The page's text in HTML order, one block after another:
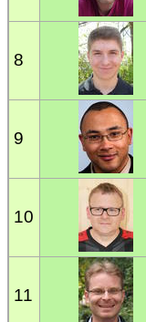
8
9
10
11